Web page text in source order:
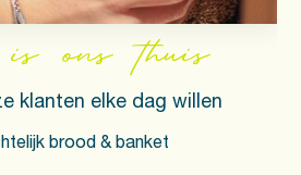
ons thuis
klanten elke dag willen
brood & banket